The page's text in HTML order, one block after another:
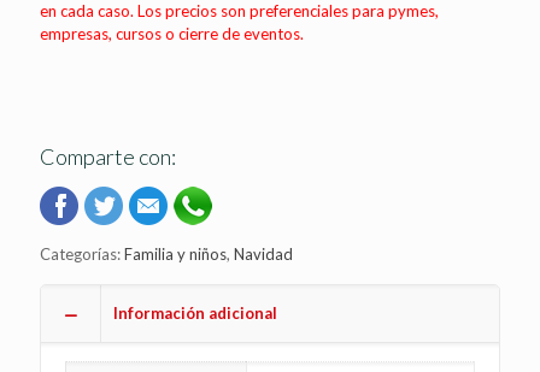
en cada caso. Los precios son preferenciales para pymes,
empresas, cursos o cierre de eventos.
Comparte con:
Categorías:Familia y niños, Navidad
Información adicional